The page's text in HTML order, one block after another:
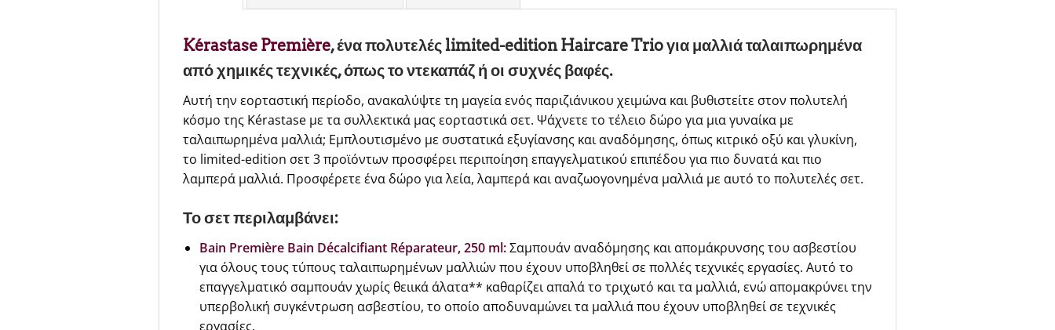
Kérastase Première, ένα πολυτελές limited-edition Haircare Trio για μαλλιά ταλαιπωρημένα
από χημικές τεχνικές, όπως το ντεκαπάζ ή οι συχνές βαφές.
Αυτή την εορταστική περίοδο, ανακαλύψτε τη μαγεία ενός παριζιάνικου χειμώνα και βυθιστείτε στον πολυτελή
κόσμο της Kérastase με τα συλλεκτικά μας εορταστικά σετ. Ψάχνετε το τέλειο δώρο για μια γυναίκα με
ταλαιπωρημένα μαλλιά; Εμπλουτισμένο με συστατικά εξυγίανσης και αναδόμησης, όπως κιτρικό οξύ και γλυκίνη,
το limited-edition σετ 3 προϊόντων προσφέρει περιποίηση επαγγελματικού επιπέδου για πιο δυνατά και πιο
λαμπερά μαλλιά. Προσφέρετε ένα δώρο για λεία, λαμπερά και αναζωογονημένα μαλλιά με αυτό το πολυτελές σετ.
Το σετ περιλαμβάνει:
Bain Première Bain Décalcifiant Réparateur, 250 ml:Σαμπουάν αναδόμησης και απομάκρυνσης του ασβεστίου
για όλους τους τύπους ταλαιπωρημένων μαλλιών που έχουν υποβληθεί σε πολλές τεχνικές εργασίες. Αυτό το
επαγγελματικό σαμπουάν χωρίς θειικά άλατα** καθαρίζει απαλά το τριχωτό και τα μαλλιά, ενώ απομακρύνει την
υπερβολική συγκέντρωση ασβεστίου, το οποίο αποδυναμώνει τα μαλλιά που έχουν υποβληθεί σε τεχνικές
εργασίες.